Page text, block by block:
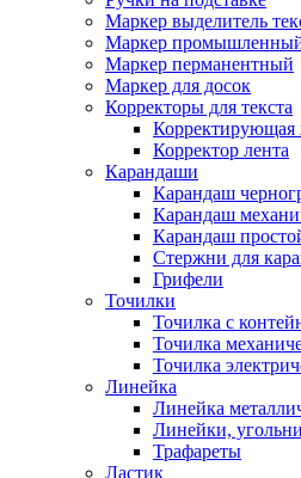
Маркер выделитель
Маркер
Маркер перманентный
Маркер для досок
Корректоры для текста
Корректирующая
Корректор лента
Карандаши
Карандаш
Карандаш
Карандаш
Стержни для
Грифели
Точилки
Точилка с
Точилка
Точилка
Линейка
Линейка
Линейки,
Трафареты
Ластик